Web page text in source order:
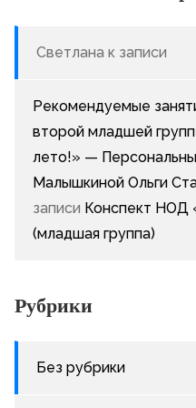
Светлана к записи
Рекомендуемые
второй младшей
лето!» —
Малышкиной Ольги
записи Конспект НОД
(младшая группа)
Рубрики
Без рубрики